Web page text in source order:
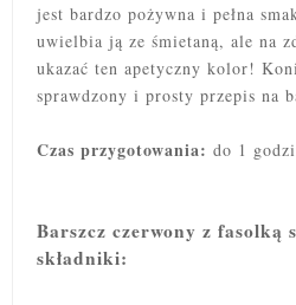
jest bardzo pożywna i pełna
uwielbia ją ze śmietaną, ale na
ukazać ten apetyczny kolor!
sprawdzony i prosty przepis na
Czas przygotowania: do 1
Barszcz czerwony z fasolką
składniki: